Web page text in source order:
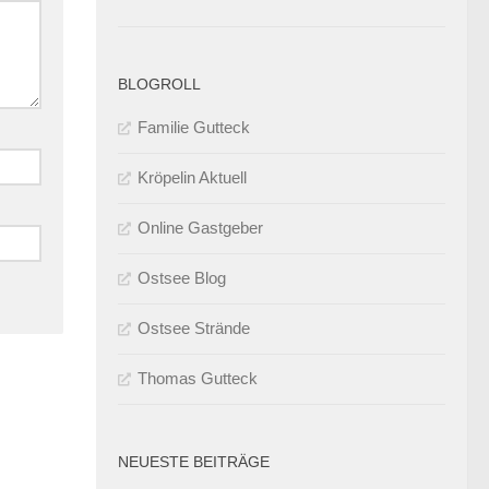
BLOGROLL
Familie Gutteck
Kröpelin Aktuell
Online Gastgeber
Ostsee Blog
Ostsee Strände
Thomas Gutteck
NEUESTE BEITRÄGE